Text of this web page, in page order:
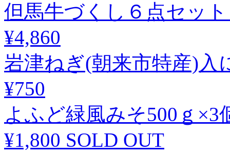
但馬牛づくし６点セッ
¥4,860
岩津ねぎ(朝来市特産)入
¥750
よふど緑風みそ500ｇ×3
¥1,800 SOLD OUT